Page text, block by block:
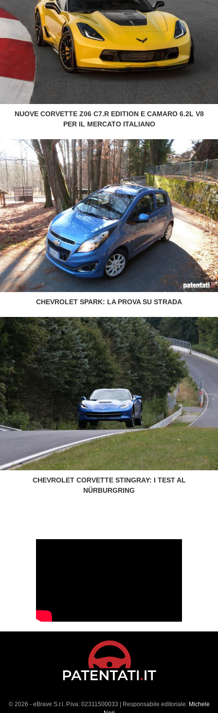
NUOVE CORVETTE Z06 C7.R EDITION E CAMARO 6.2L V8
PER IL MERCATO ITALIANO
CHEVROLET SPARK: LA PROVA SU STRADA
CHEVROLET CORVETTE STINGRAY: I TEST AL
NÜRBURGRING
© 2026 - eBrave S.r.l. P.iva: 02311500033 | Responsabile editoriale: Michele